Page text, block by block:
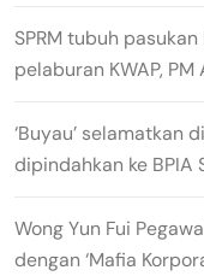
SPRM tubuh
pelaburan KWAP,
‘Buyau’ selamatkan
dipindahkan ke BPIA
Wong Yun Fui
dengan ‘Mafia